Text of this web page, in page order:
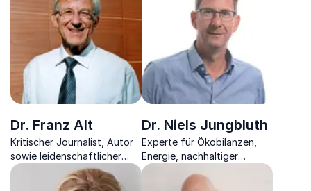
Planeten eintritt
Dr. Franz Alt
Kritischer Journalist, Autor
sowie leidenschaftlicher
Berater beleuchtet
schonungslos die
Dr. Niels Jungbluth
Experte für Ökobilanzen,
Energie, nachhaltiger
Produktion & Konsum,
Unternehmer